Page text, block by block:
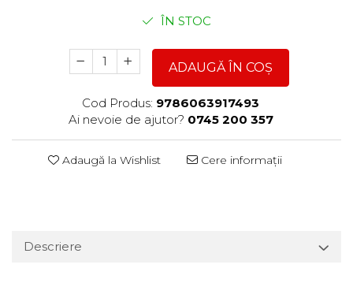
ÎN STOC
ADAUGĂ ÎN COȘ
Cod Produs: 9786063917493
Ai nevoie de ajutor? 0745 200 357
Adaugă la Wishlist Cere informații
Descriere